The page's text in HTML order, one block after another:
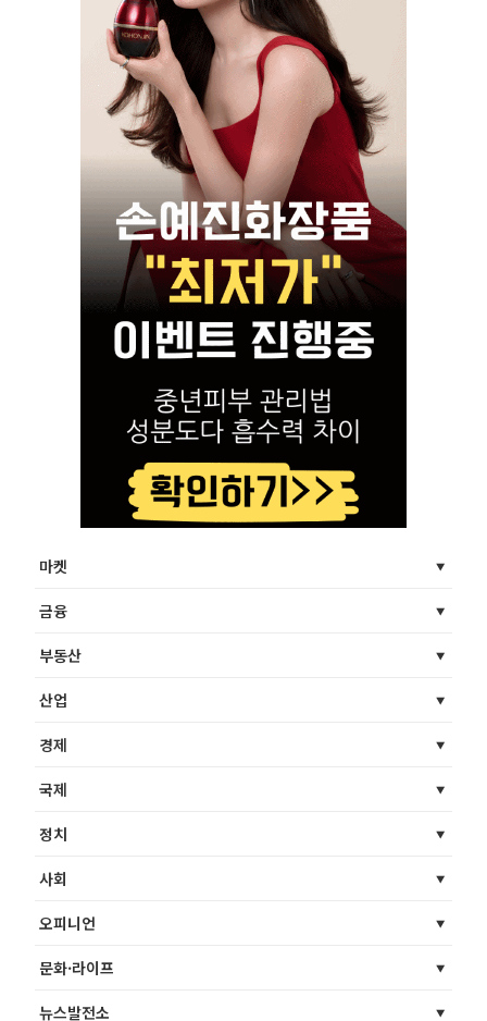
마켓
금융
부동산
산업
경제
국제
정치
사회
오피니언
문화·라이프
뉴스발전소